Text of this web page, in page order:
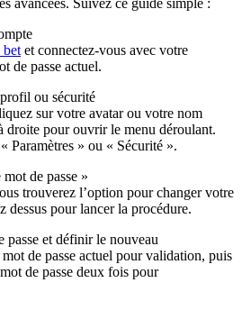
avancées. Suivez ce guide simple :
betet connectez-vous avec votre
de passe actuel.
ou sécurité
sur votre avatar ou votre nom
droite pour ouvrir le menu déroulant.
Paramètres » ou « Sécurité ».
de passe »
trouverez l’option pour changer votre
dessus pour lancer la procédure.
passe et définir le nouveau
de passe actuel pour validation, puis
de passe deux fois pour